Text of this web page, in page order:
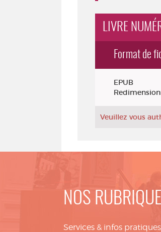
LIVRE
Format de
EPUB
Veuillez vous
NOS
Services & infos pratiques